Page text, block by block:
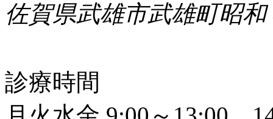
佐賀県武雄市武雄町昭
診療時間